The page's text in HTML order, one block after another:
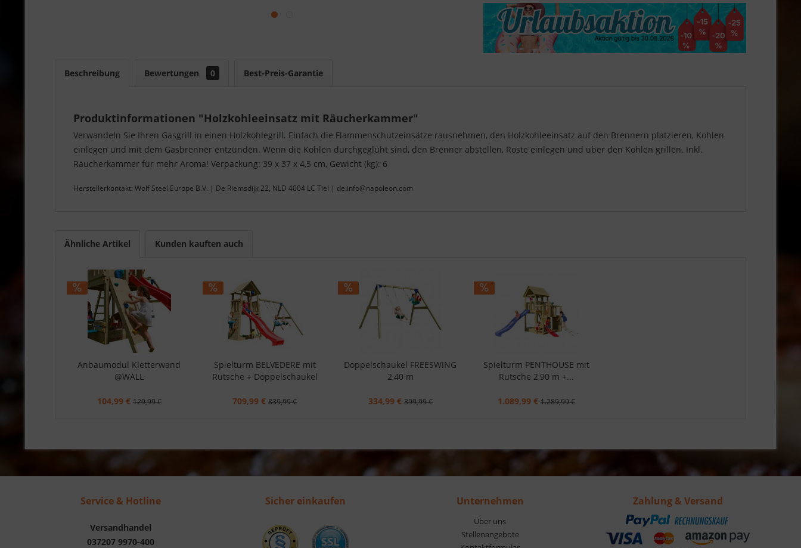
Beschreibung Bewertungen 0 Best-Preis-Garantie
Produktinformationen "Holzkohleeinsatz mit Räucherkammer"
Verwandeln Sie Ihren Gasgrill in einen Holzkohlegrill. Einfach die Flammenschutzeinsätze rausnehmen, den Holzkohleeinsatz auf den Brennern platzieren, Kohlen
einlegen und mit dem Gasbrenner entzünden. Wenn die Kohlen durchgeglüht sind, den Brenner abstellen, Roste einlegen und über den Kohlen grillen. Inkl.
Räucherkammer für mehr Aroma! Verpackung: 39 x 37 x 4,5 cm, Gewicht (kg): 6
Herstellerkontakt: Wolf Steel Europe B.V. | De Riemsdijk 22, NLD 4004 LC Tiel | de.info@napoleon.com
Ähnliche Artikel Kunden kauften auch
Anbaumodul Kletterwand
@WALL
104,99 € 129,99 €
Spielturm BELVEDERE mit
Rutsche + Doppelschaukel
709,99 € 839,99 €
Doppelschaukel FREESWING
2,40 m
334,99 € 399,99 €
Spielturm PENTHOUSE mit
Rutsche 2,90 m +...
1.089,99 € 1.289,99 €
Service & Hotline
Versandhandel
037207 9970-400
Sicher einkaufen Unternehmen
Über uns
Stellenangebote
Zahlung & Versand